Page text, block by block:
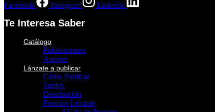
Facebook Instagram Linkedin
Te Interesa Saber
Catálogo
Publicaciones
Autores
Lánzate a publicar
Cómo Publicar
Tarifas
Distribución
Premios Letrame